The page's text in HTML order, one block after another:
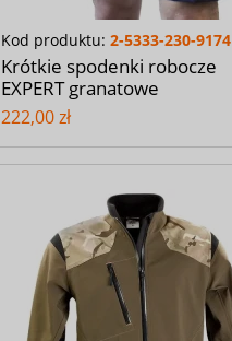
Kod produktu: 2-5333-230-9174
Krótkie spodenki robocze
EXPERT granatowe
222,00 zł